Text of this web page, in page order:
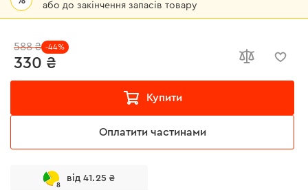
або до закінчення запасів товару
330 ₴
588 ₴ -44%
Купити
Оплатити частинами
8
від 41.25 ₴